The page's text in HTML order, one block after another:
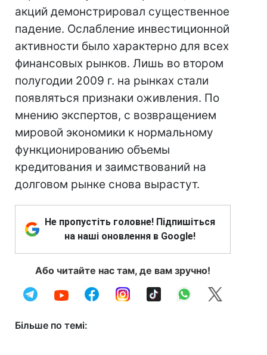
акций демонстрировал существенное
падение. Ослабление инвестиционной
активности было характерно для всех
финансовых рынков. Лишь во втором
полугодии 2009 г. на рынках стали
появляться признаки оживления. По
мнению экспертов, с возвращением
мировой экономики к нормальному
функционированию объемы
кредитования и заимствований на
долговом рынке снова вырастут.
Не пропустіть головне! Підпишіться
на наші оновлення в Google!
Або читайте нас там, де вам зручно!
Більше по темі: